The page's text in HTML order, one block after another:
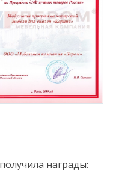
награды: